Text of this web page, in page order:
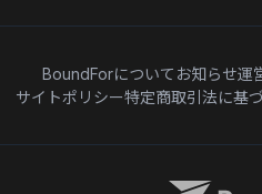
BoundForについて お知らせ運
サイトポリシー特定商取引法に基